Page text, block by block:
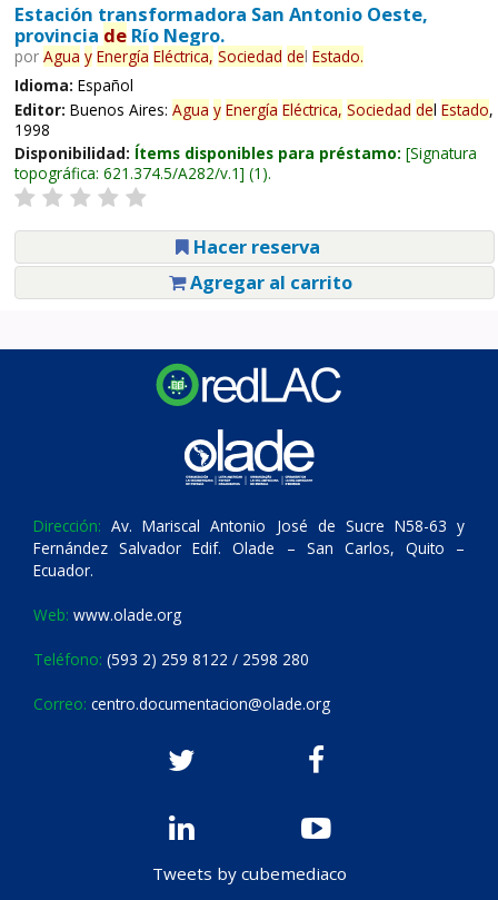
Estación transformadora San Antonio Oeste,
provincia deRío Negro.
por Agua y Energía Eléctrica, Sociedad del Estado.
Idioma: Español
Editor: Buenos Aires: Agua y Energía Eléctrica, Sociedad del Estado,
1998
Disponibilidad: Ítems disponibles para préstamo: Signatura
topográfica: 621.374.5/A282/v.1 (1).
Hacer reserva
Agregar al carrito
Dirección: Av. Mariscal Antonio José de Sucre N58-63 y
Fernández Salvador Edif. Olade – San Carlos, Quito –
Ecuador.
Web: www.olade.org
Teléfono: (593 2) 259 8122 / 2598 280
Correo: centro.documentacion@olade.org
Tweets by cubemediaco